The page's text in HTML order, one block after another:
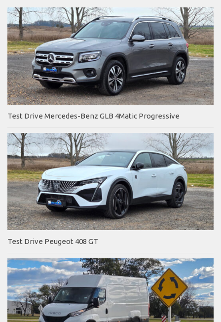
Test Drive Mercedes-Benz GLB 4Matic Progressive
Test Drive Peugeot 408 GT